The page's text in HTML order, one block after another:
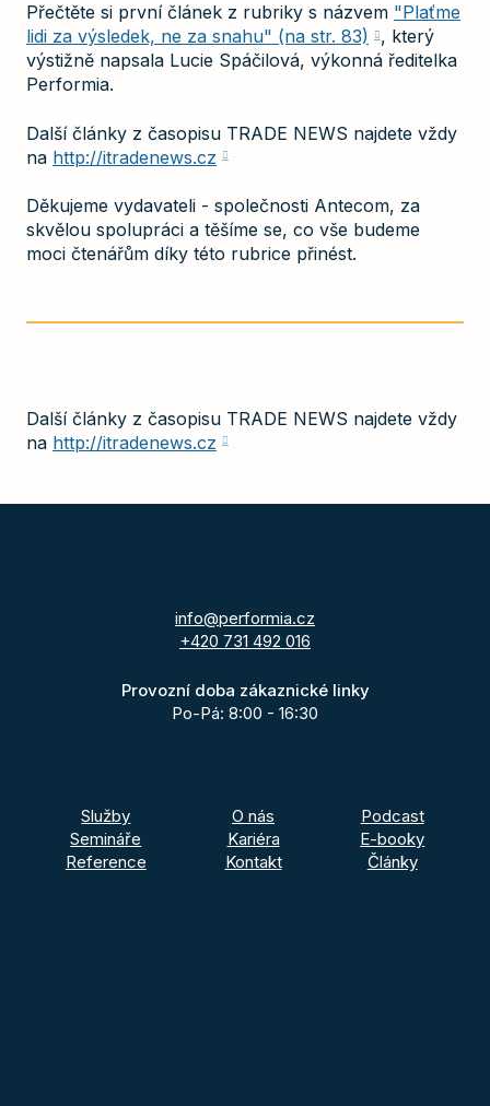
Přečtěte si první článek z rubriky s názvem "Plaťme
lidi za výsledek, ne za snahu" (na str. 83) , který
výstižně napsala Lucie Spáčilová, výkonná ředitelka
Performia.
Další články z časopisu TRADE NEWS najdete vždy
na http://itradenews.cz
Děkujeme vydavateli - společnosti Antecom, za
skvělou spolupráci a těšíme se, co vše budeme
moci čtenářům díky této rubrice přinést.
Další články z časopisu TRADE NEWS najdete vždy
na http://itradenews.cz
info@performia.cz
+420 731 492 016
Provozní doba zákaznické linky
Po-Pá: 8:00 - 16:30
Služby
Semináře
Reference
O nás
Kariéra
Kontakt
Podcast
E-booky
Články